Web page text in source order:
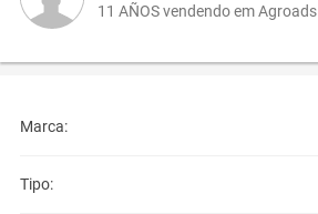
11 AÑOS vendendo em Agroads
Marca:
Tipo: